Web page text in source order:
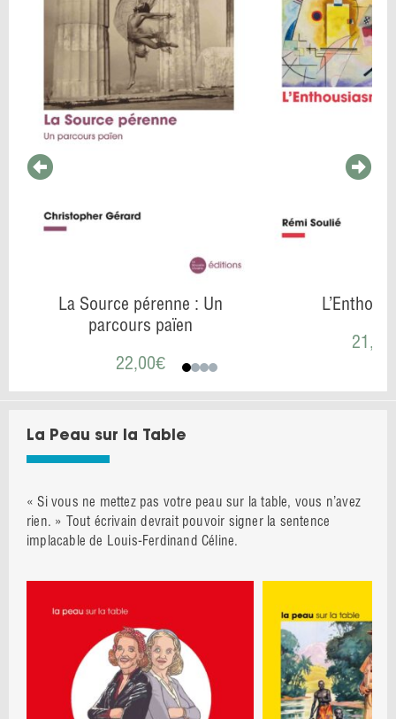
La Source pérenne : Un
parcours païen
22,00€
21,00
La Peau sur la Table
« Si vous ne mettez pas votre peau sur la table, vous n’avez
rien. » Tout écrivain devrait pouvoir signer la sentence
implacable de Louis-Ferdinand Céline.